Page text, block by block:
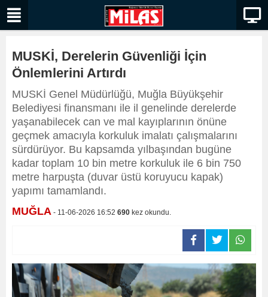
MUSKİ, Derelerin Güvenliği İçin
Önlemlerini Artırdı
MUSKİ Genel Müdürlüğü, Muğla Büyükşehir
Belediyesi finansmanı ile il genelinde derelerde
yaşanabilecek can ve mal kayıplarının önüne
geçmek amacıyla korkuluk imalatı çalışmalarını
sürdürüyor. Bu kapsamda yılbaşından bugüne
kadar toplam 10 bin metre korkuluk ile 6 bin 750
metre harpuşta (duvar üstü koruyucu kapak)
yapımı tamamlandı.
MUĞLA - 11-06-2026 16:52 690 kez okundu.